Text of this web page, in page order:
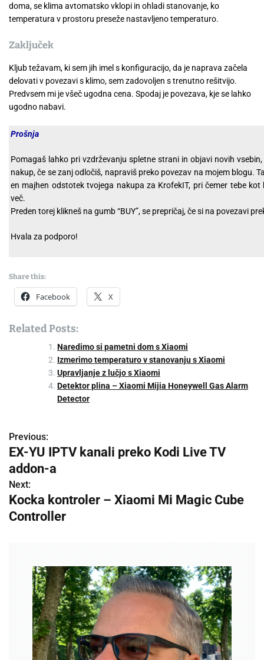
doma, se klima avtomatsko vklopi in ohladi stanovanje, ko
temperatura v prostoru preseže nastavljeno temperaturo.
Zaključek
Kljub težavam, ki sem jih imel s konfiguracijo, da je naprava začela
delovati v povezavi s klimo, sem zadovoljen s trenutno rešitvijo.
Predvsem mi je všeč ugodna cena. Spodaj je povezava, kje se lahko
ugodno nabavi.
Prošnja
Pomagaš lahko pri vzdrževanju spletne strani in objavi novih
nakup, če se zanj odločiš, napraviš preko povezav na mojem blogu.
en majhen odstotek tvojega nakupa za KrofekIT, pri čemer tebe kot
več.
Preden torej klikneš na gumb “BUY”, se prepričaj, če si na povezavi
Hvala za podporo!
Share this:
Facebook X
Related Posts:
Naredimo si pametni dom s Xiaomi
Izmerimo temperaturo v stanovanju s Xiaomi
Upravljanje z lučjo s Xiaomi
Detektor plina – Xiaomi Mijia Honeywell Gas Alarm
Detector
P
o
s
t
Previous:
EX-YU IPTV kanali preko Kodi Live TV
addon-a
Next:
Kocka kontroler – Xiaomi Mi Magic Cube
Controller